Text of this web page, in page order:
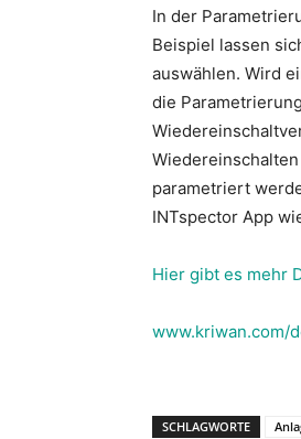
In der
Beispiel lassen
auswählen. Wird
die
parametriert
INTspector App
Hier gibt es mehr
www.kriwan.com/
SCHLAGWORTE